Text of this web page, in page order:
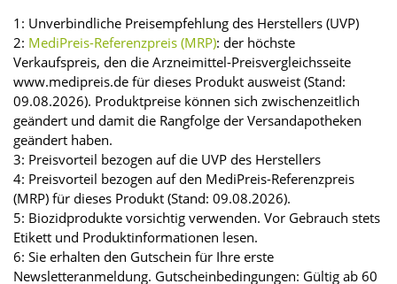
1: Unverbindliche Preisempfehlung des Herstellers (UVP)
2: MediPreis-Referenzpreis (MRP): der höchste
Verkaufspreis, den die Arzneimittel-Preisvergleichsseite
www.medipreis.de für dieses Produkt ausweist (Stand:
09.08.2026). Produktpreise können sich zwischenzeitlich
geändert und damit die Rangfolge der Versandapotheken
geändert haben.
3: Preisvorteil bezogen auf die UVP des Herstellers
4: Preisvorteil bezogen auf den MediPreis-Referenzpreis
(MRP) für dieses Produkt (Stand: 09.08.2026).
5: Biozidprodukte vorsichtig verwenden. Vor Gebrauch stets
Etikett und Produktinformationen lesen.
6: Sie erhalten den Gutschein für Ihre erste
Newsletteranmeldung. Gutscheinbedingungen: Gültig ab 60